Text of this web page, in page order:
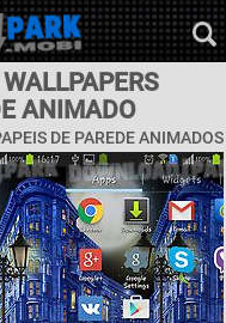
ANIMADO
DE PAREDE ANIMADOS